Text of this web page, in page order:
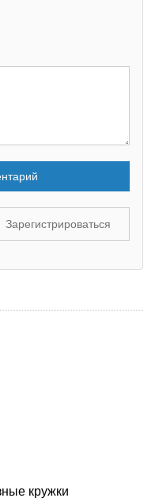
Зарегистрироваться
кружки